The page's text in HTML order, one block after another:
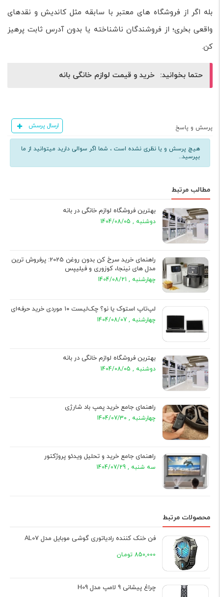
بله اگر از فروشگاه های معتبر با سابقه مثل کاندیش و نقدهای
واقعی بخری؛ از فروشندگان ناشناخته یا بدون آدرس ثابت پرهیز
کن.
حتما بخوانید: خرید و قیمت لوازم خانگی بانه
پرسش و پاسخ ارسال پرسش
هیچ پرسش و یا نظری نشده است ، شما اگر سوالی دارید میتوانید از ما
بپرسید..
مطالب مرتبط
بهترین فروشگاه لوازم خانگی در بانه
دوشنبه , 1404/08/05
راهنمای خرید سرخ کن بدون روغن 2025: پرفروش ترین
مدل های نینجا، کوزوری و فیلیپس
چهارشنبه , 1404/08/21
لپ‌تاپ استوک یا نو؟ چک‌لیست ۱۰ موردی خرید حرفه‌ای
چهارشنبه , 1404/08/07
بهترین فروشگاه لوازم خانگی در بانه
دوشنبه , 1404/08/05
راهنمای جامع خرید پمپ باد شارژی
چهارشنبه , 1404/07/30
راهنمای جامع خرید و تحلیل ویدئو پروژکتور
سه شنبه , 1404/07/29
محصولات مرتبط
فن خنک کننده رادیاتوری گوشی موبایل مدل AL07
850,000 تومـان
چراغ پیشانی 9 لامپ مدل H09